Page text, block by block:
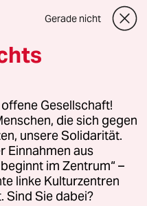
Anarchist
Stadt
für den weißen
Gerade nicht
Gesellschaft!
die sich gegen
unsere Solidarität.
Einnahmen aus
im Zentrum“ –
linke Kulturzentren
Sind Sie dabei?